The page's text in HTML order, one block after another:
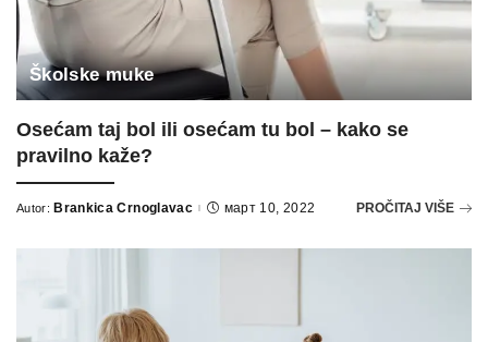
Školske muke
Osećam taj bol ili osećam tu bol – kako se
pravilno kaže?
Posted
Autor: Brankica Crnoglavac март 10, 2022 PROČITAJ VIŠE